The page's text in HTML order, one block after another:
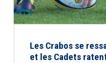
Les Crabos se
et les Cadets